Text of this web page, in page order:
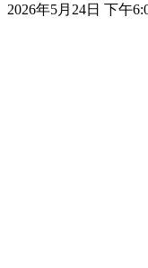
2026年5月24日 下午